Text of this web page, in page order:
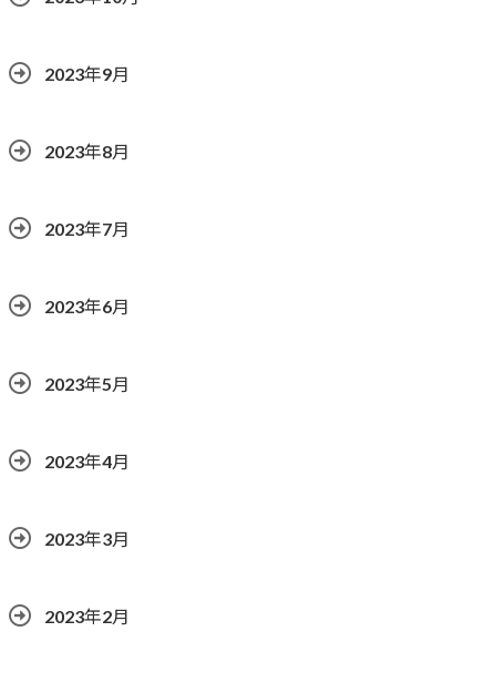
2023年9月
2023年8月
2023年7月
2023年6月
2023年5月
2023年4月
2023年3月
2023年2月